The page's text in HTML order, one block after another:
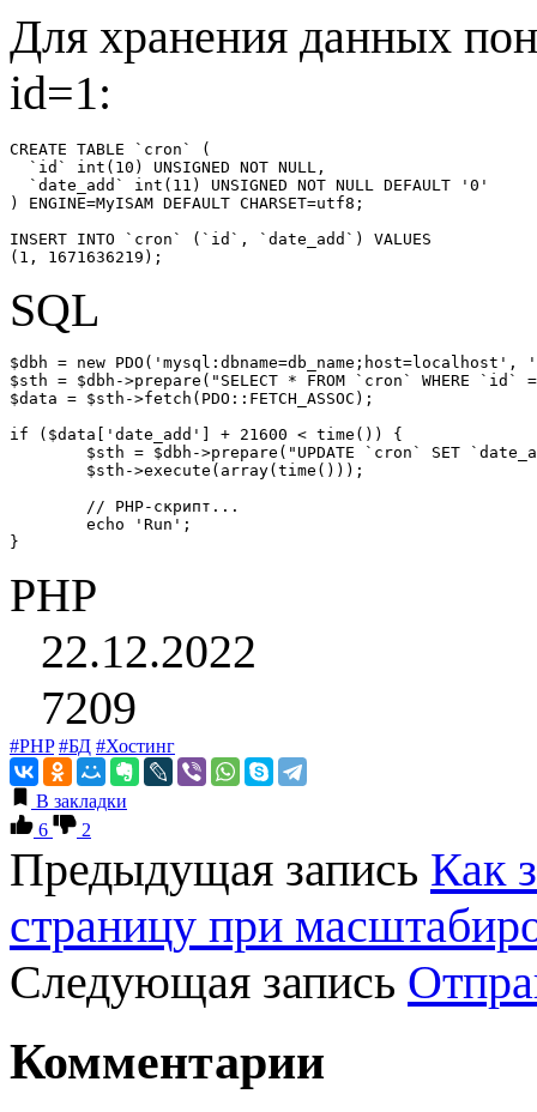
Для хранения данных
id=1:
CREATE TABLE `cron` (
  `id` int(10) UNSIGNED NOT NULL,
  `date_add` int(11) UNSIGNED NOT NULL DEFAULT '0'
) ENGINE=MyISAM DEFAULT CHARSET=utf8;
INSERT INTO `cron` (`id`, `date_add`) VALUES
(1, 1671636219);
SQL
$dbh = new
$sth = $dbh->prepare("SELECT * FROM `cron` WHERE `id`
$data = $sth->fetch(PDO::FETCH_ASSOC);
if ($data['date_add'] + 21600 < time()) {
}
PHP
22.12.2022
7209
#PHP #БД #Хостинг
В закладки
6
2
Предыдущая запись Как
страницу при
Следующая запись
Комментарии